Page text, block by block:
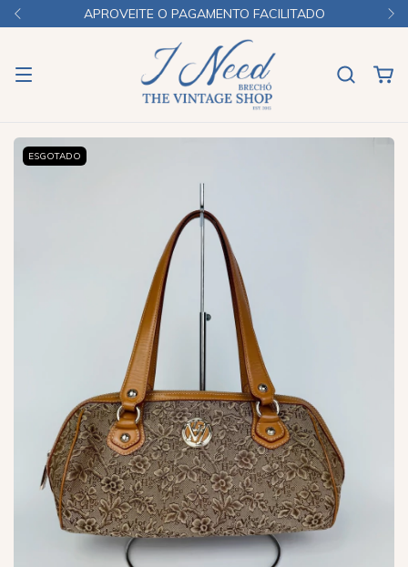
APROVEITE O PAGAMENTO FACILITADO
ESGOTADO